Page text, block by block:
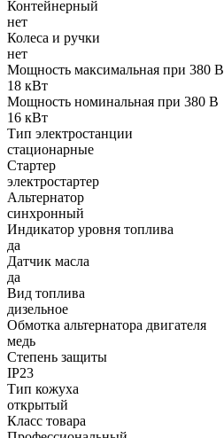
Контейнерный
нет
Колеса и ручки
нет
Мощность максимальная при 380 В
18 кВт
Мощность номинальная при 380 В
16 кВт
Тип электростанции
стационарные
Стартер
электростартер
Альтернатор
синхронный
Индикатор уровня топлива
да
Датчик масла
да
Вид топлива
дизельное
Обмотка альтернатора двигателя
медь
Степень защиты
IP23
Тип кожуха
открытый
Класс товара